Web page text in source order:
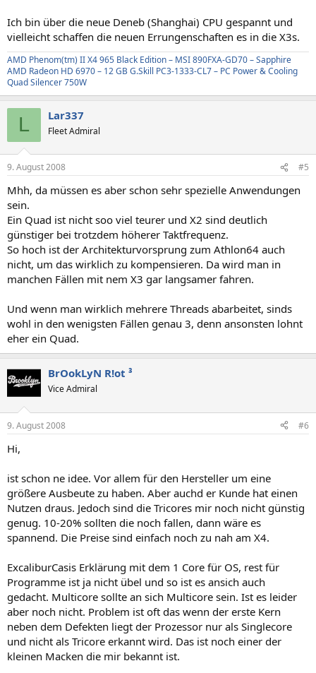
Ich bin über die neue Deneb (Shanghai) CPU gespannt und
vielleicht schaffen die neuen Errungenschaften es in die X3s.
AMD Phenom(tm) II X4 965 Black Edition – MSI 890FXA-GD70 – Sapphire
AMD Radeon HD 6970 – 12 GB G.Skill PC3-1333-CL7 – PC Power & Cooling
Quad Silencer 750W
L Lar337
Fleet Admiral
9. August 2008 #5
Mhh, da müssen es aber schon sehr spezielle Anwendungen
sein.
Ein Quad ist nicht soo viel teurer und X2 sind deutlich
günstiger bei trotzdem höherer Taktfrequenz.
So hoch ist der Architekturvorsprung zum Athlon64 auch
nicht, um das wirklich zu kompensieren. Da wird man in
manchen Fällen mit nem X3 gar langsamer fahren.
Und wenn man wirklich mehrere Threads abarbeitet, sinds
wohl in den wenigsten Fällen genau 3, denn ansonsten lohnt
eher ein Quad.
BrOokLyN R!ot ³
Vice Admiral
9. August 2008 #6
Hi,
ist schon ne idee. Vor allem für den Hersteller um eine
größere Ausbeute zu haben. Aber auchd er Kunde hat einen
Nutzen draus. Jedoch sind die Tricores mir noch nicht günstig
genug. 10-20% sollten die noch fallen, dann wäre es
spannend. Die Preise sind einfach noch zu nah am X4.
ExcaliburCasis Erklärung mit dem 1 Core für OS, rest für
Programme ist ja nicht übel und so ist es ansich auch
gedacht. Multicore sollte an sich Multicore sein. Ist es leider
aber noch nicht. Problem ist oft das wenn der erste Kern
neben dem Defekten liegt der Prozessor nur als Singlecore
und nicht als Tricore erkannt wird. Das ist noch einer der
kleinen Macken die mir bekannt ist.